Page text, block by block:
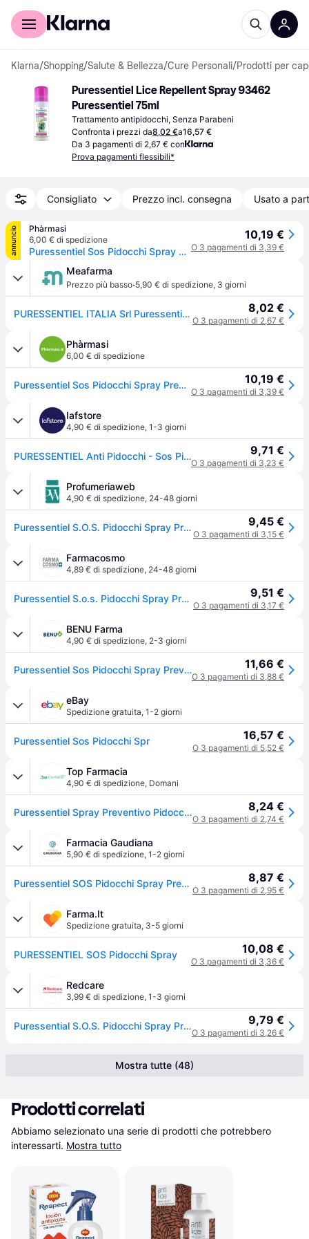
Per il tuo shopping
Klarna/Shopping/Salute & Bellezza/Cure Personali/Prodotti per
Puressentiel Lice Repellent Spray 93462
Puressentiel 75ml
Trattamento antipidocchi, Senza Parabeni
Confronta i prezzi da8,02 €a16,57 €
Da 3 pagamenti di 2,67 € con
Prova pagamenti flessibili*
Consigliato Prezzo incl. consegna Usato a
annuncio
Phàrmasi
6,00 € di spedizione
Puressentiel Sos Pidocchi Spray Preventivo 75ml
10,19 €
O 3 pagamenti di 3,39 €
Meafarma
Prezzo più basso·5,90 € di spedizione, 3 giorni
PURESSENTIEL ITALIA Srl Puressentiel, SOS Pidocchi Spray Preventivo, 75 ml 8,02 €
O 3 pagamenti di 2,67 €
Phàrmasi
6,00 € di spedizione
Puressentiel Sos Pidocchi Spray Preventivo 75ml 10,19 €
O 3 pagamenti di 3,39 €
Iafstore
4,90 € di spedizione, 1-3 giorni
PURESSENTIEL Anti Pidocchi - Sos Pidocchi Spray Preventivo75ml 9,71 €
O 3 pagamenti di 3,23 €
Profumeriaweb
4,90 € di spedizione, 24-48 giorni
Puressentiel S.O.S. Pidocchi Spray Preventivo Con Attivo 100% Di Origine Vegetale 75 Ml 9,45 €
O 3 pagamenti di 3,15 €
Farmacosmo
4,89 € di spedizione, 24-48 giorni
Puressentiel S.o.s. Pidocchi Spray Preventivo con attivo 100% di origine vegetale 75 ml 9,51 €
O 3 pagamenti di 3,17 €
BENU Farma
4,90 € di spedizione, 2-3 giorni
Puressentiel Sos Pidocchi Spray Preventivo 75 Ml 11,66 €
O 3 pagamenti di 3,88 €
eBay
Spedizione gratuita, 1-2 giorni
Puressentiel Sos Pidocchi Spr 16,57 €
O 3 pagamenti di 5,52 €
Top Farmacia
4,90 € di spedizione, Domani
Puressentiel Spray Preventivo Pidocchi 75ml 8,24 €
O 3 pagamenti di 2,74 €
Farmacia Gaudiana
5,90 € di spedizione, 1-2 giorni
Puressentiel SOS Pidocchi Spray Preventivo Antipidocchi 75 ml 8,87 €
O 3 pagamenti di 2,95 €
Farma.It
Spedizione gratuita, 3-5 giorni
PURESSENTIEL SOS Pidocchi Spray 10,08 €
O 3 pagamenti di 3,36 €
Redcare
3,99 € di spedizione, 1-3 giorni
Puressential S.O.S. Pidocchi Spray Preventivo 75 ml 9,79 €
O 3 pagamenti di 3,26 €
Mostra tutte (48)
Prodotti correlati
Abbiamo selezionato una serie di prodotti che potrebbero
interessarti. Mostra tutto